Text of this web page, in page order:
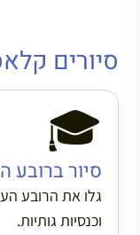
סיורים
🎓
סיור ברובע
גלו את הרובע
וכנסיות גותיות.